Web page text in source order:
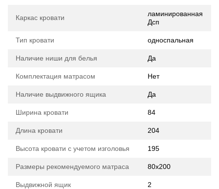
Каркас кровати
ламинированная
Дсп
Тип кровати односпальная
Наличие ниши для белья Да
Комплектация матрасом Нет
Наличие выдвижного ящика Да
Ширина кровати 84
Длина кровати 204
Высота кровати с учетом изголовья 195
Размеры рекомендуемого матраса 80х200
Выдвижной ящик 2